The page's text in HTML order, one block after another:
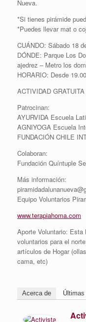
Nueva.
*Si tienes pirámide
*Puedes llevar mat o
CUÁNDO: Sábado 18
DÓNDE: Parque Los
ajedrez – Metro los
HORARIO: Desde
ACTIVIDAD GRATUITA
Patrocinan:
AYURVIDA Escuela
AGNIYOGA Escuela
FUNDACIÓN CHILE
Colaboran:
Fundación Quíntuple
Más información:
Equipo Voluntarios
www.terapiahoma.com
Aporte Voluntario: Esta
voluntarios para el
artículos de Hogar
cama, etc)
Acerca de Últimas